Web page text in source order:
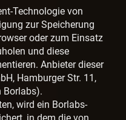
Technologie von
zur Speicherung
oder zum Einsatz
und diese
Anbieter dieser
Hamburger Str. 11,
Borlabs).
wird ein Borlabs-